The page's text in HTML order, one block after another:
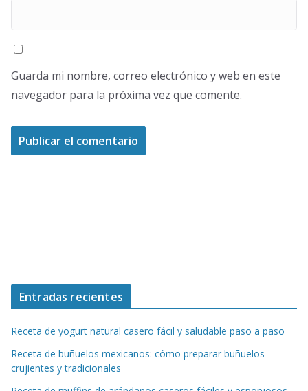
Guarda mi nombre, correo electrónico y web en este
navegador para la próxima vez que comente.
Entradas recientes
Receta de yogurt natural casero fácil y saludable paso a paso
Receta de buñuelos mexicanos: cómo preparar buñuelos
crujientes y tradicionales